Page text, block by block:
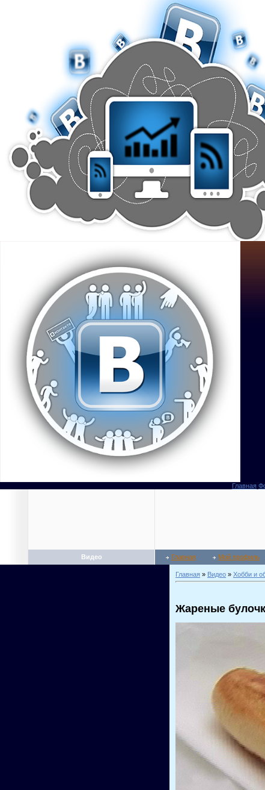
Главная
Видео Главная Мой профиль
Главная » Видео » Хобби и
Жареные